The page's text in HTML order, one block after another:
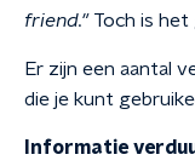
friend." Toch is
Er zijn een aantal
die je kunt
Informatie